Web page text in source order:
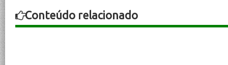
Conteúdo relacionado